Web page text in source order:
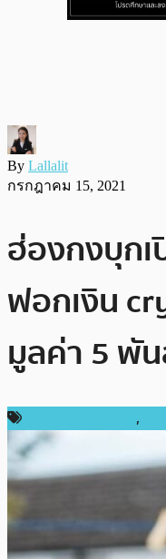
By Lallalit
กรกฎาคม 15, 2021
ฮ่องกงบุกเ
ฟอกเงิน
มูลค่า 5 พั
,